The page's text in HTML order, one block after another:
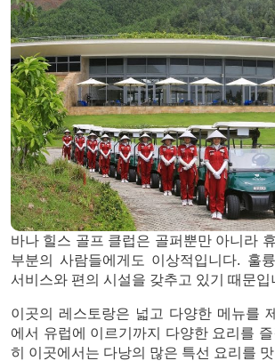
바나 힐스 골프 클럽은 골퍼뿐만 아니라
부분의 사람들에게도 이상적입니다. 훌
서비스와 편의 시설을 갖추고 있기 때문입
이곳의 레스토랑은 넓고 다양한 메뉴를
에서 유럽에 이르기까지 다양한 요리를
히 이곳에서는 다낭의 많은 특선 요리를